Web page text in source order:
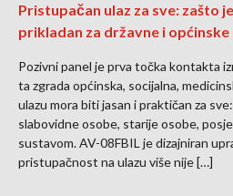
Pristupačan ulaz za sve: zašto
prikladan za državne i
Pozivni panel je prva točka kontakta
ta zgrada općinska, socijalna,
ulazu mora biti jasan i praktičan za
slabovidne osobe, starije osobe,
sustavom. AV-08FBIL je dizajniran
pristupačnost na ulazu više nije […]